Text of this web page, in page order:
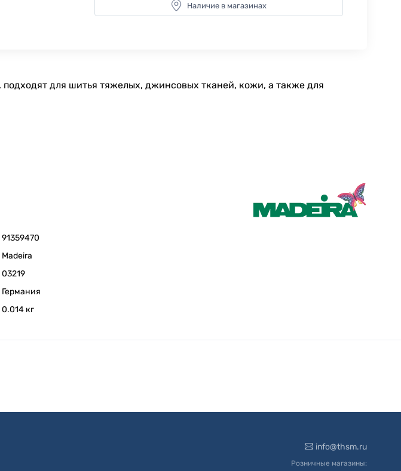
Наличие в магазинах
для шитья тяжелых, джинсовых тканей, кожи, а также для
91359470
Madeira
03219
Германия
0.014 кг
info@thsm.ru
Розничные магазины: